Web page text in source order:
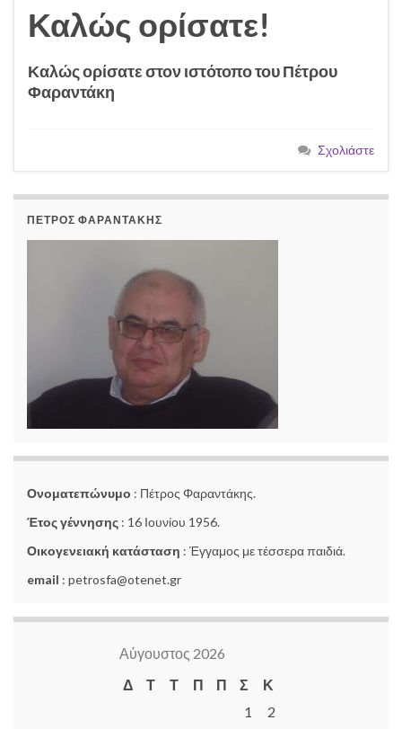
Καλώς ορίσατε!
Καλώς ορίσατε στον ιστότοπο του Πέτρου
Φαραντάκη
Σχολιάστε
ΠΈΤΡΟΣ ΦΑΡΑΝΤΆΚΗΣ
Ονοματεπώνυμο : Πέτρος Φαραντάκης.
Έτος γέννησης : 16 Ιουνίου 1956.
Οικογενειακή κατάσταση : Έγγαμος με τέσσερα παιδιά.
email : petrosfa@otenet.gr
Αύγουστος 2026
Δ
Τ Τ Π Π Σ
Κ
1
2